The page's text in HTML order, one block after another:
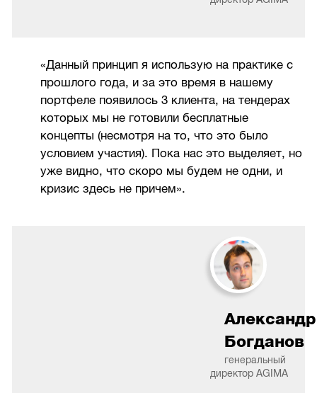
«Данный принцип я использую на практике с
прошлого года, и за это время в нашему
портфеле появилось 3 клиента, на тендерах
которых мы не готовили бесплатные
концепты (несмотря на то, что это было
условием участия). Пока нас это выделяет, но
уже видно, что скоро мы будем не одни, и
кризис здесь не причем».
Александр
Богданов
генеральный
директор AGIMA